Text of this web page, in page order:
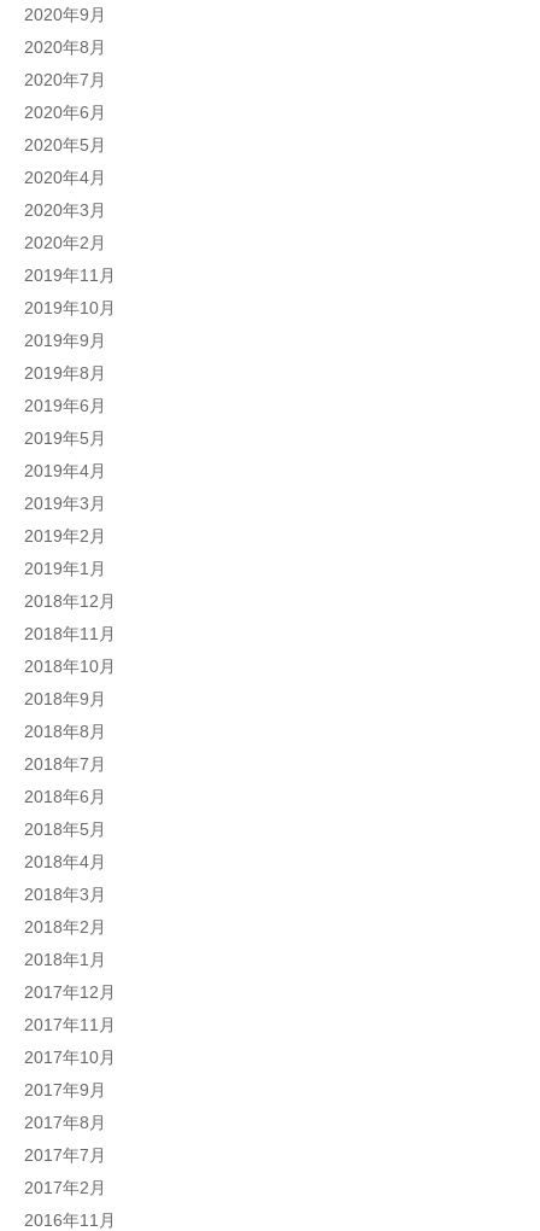
2020年9月
2020年8月
2020年7月
2020年6月
2020年5月
2020年4月
2020年3月
2020年2月
2019年11月
2019年10月
2019年9月
2019年8月
2019年6月
2019年5月
2019年4月
2019年3月
2019年2月
2019年1月
2018年12月
2018年11月
2018年10月
2018年9月
2018年8月
2018年7月
2018年6月
2018年5月
2018年4月
2018年3月
2018年2月
2018年1月
2017年12月
2017年11月
2017年10月
2017年9月
2017年8月
2017年7月
2017年2月
2016年11月